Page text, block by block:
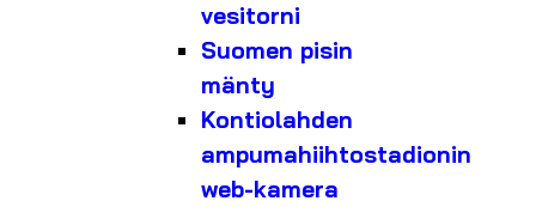
vesitorni
Suomen pisin
mänty
Kontiolahden
ampumahiihtostadionin
web-kamera